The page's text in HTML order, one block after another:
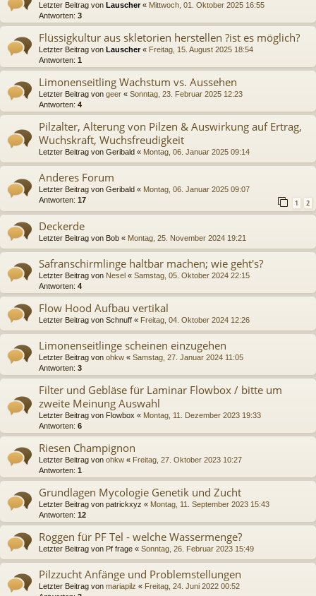
Letzter Beitrag von Lauscher« Mittwoch, 01. Oktober 2025 16:55
Antworten: 3
Flüssigkultur aus skletorien herstellen ?ist es möglich?
Letzter Beitrag von Lauscher« Freitag, 15. August 2025 18:54
Antworten: 1
Limonenseitling Wachstum vs. Aussehen
Letzter Beitrag von geer « Sonntag, 23. Februar 2025 12:23
Antworten: 4
Pilzalter, Alterung von Pilzen & Auswirkung auf Ertrag,
Wuchskraft, Wuchsfreudigkeit
Letzter Beitrag von Geribald « Montag, 06. Januar 2025 09:14
Anderes Forum
Letzter Beitrag von Geribald « Montag, 06. Januar 2025 09:07
Antworten: 17 1 2
Deckerde
Letzter Beitrag von Bob « Montag, 25. November 2024 19:21
Safranschirmlinge haltbar machen; wie geht's?
Letzter Beitrag von Nesel « Samstag, 05. Oktober 2024 22:15
Antworten: 4
Flow Hood Aufbau vertikal
Letzter Beitrag von Schnuff « Freitag, 04. Oktober 2024 12:26
Limonenseitlinge scheinen einzugehen
Letzter Beitrag von ohkw « Samstag, 27. Januar 2024 11:05
Antworten: 3
Filter und Gebläse für Laminar Flowbox / bitte um
zweite Meinung Auswahl
Letzter Beitrag von Flowbox « Montag, 11. Dezember 2023 19:33
Antworten: 6
Riesen Champignon
Letzter Beitrag von ohkw « Freitag, 27. Oktober 2023 10:27
Antworten: 1
Grundlagen Mycologie Genetik und Zucht
Letzter Beitrag von patrickxyz « Montag, 11. September 2023 15:43
Antworten: 12
Roggen für PF Tel - welche Wassermenge?
Letzter Beitrag von Pf frage « Sonntag, 26. Februar 2023 15:49
Pilzzucht Anfänge und Problemstellungen
Letzter Beitrag von mariapilz « Freitag, 24. Juni 2022 00:52